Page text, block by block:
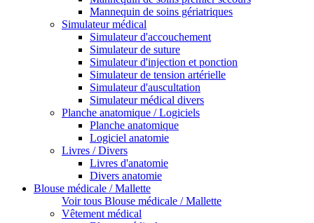
Mannequin de soins gériatriques
Simulateur médical
Simulateur d'accouchement
Simulateur de suture
Simulateur d'injection et ponction
Simulateur de tension artérielle
Simulateur d'auscultation
Simulateur médical divers
Planche anatomique / Logiciels
Planche anatomique
Logiciel anatomie
Livres / Divers
Livres d'anatomie
Divers anatomie
Blouse médicale / Mallette
Voir tous Blouse médicale / Mallette
Vêtement médical